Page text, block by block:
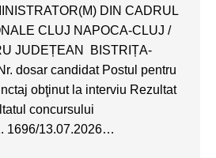
DIN CADRUL
CLUJ NAPOCA-CLUJ /
JUDEȚEAN BISTRIȚA-
dosar candidat Postul pentru
obţinut la interviu Rezultat
concursului
1696/13.07.2026…